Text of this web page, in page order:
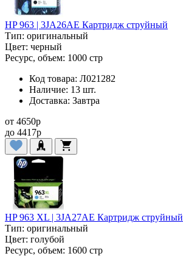
HP 963 | 3JA26AE Картридж струйный
Тип: оригинальный
Цвет: черный
Ресурс, объем: 1000 стр
Код товара: Л021282
Наличие: 13 шт.
Доставка: Завтра
от 4650p
до 4417p
HP 963 XL | 3JA27AE Картридж струйный
Тип: оригинальный
Цвет: голубой
Ресурс, объем: 1600 стр